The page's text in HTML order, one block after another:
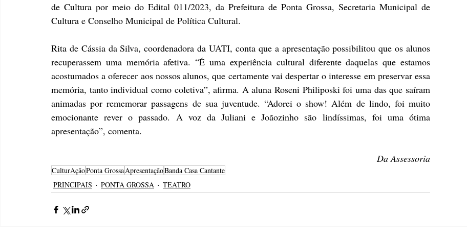
de Cultura por meio do Edital 011/2023, da Prefeitura de Ponta Grossa, Secretaria Municipal de
Cultura e Conselho Municipal de Política Cultural.
Rita de Cássia da Silva, coordenadora da UATI, conta que a apresentação possibilitou que os alunos
recuperassem uma memória afetiva. “É uma experiência cultural diferente daquelas que estamos
acostumados a oferecer aos nossos alunos, que certamente vai despertar o interesse em preservar essa
memória, tanto individual como coletiva”, afirma. A aluna Roseni Philiposki foi uma das que saíram
animadas por rememorar passagens de sua juventude. “Adorei o show! Além de lindo, foi muito
emocionante rever o passado. A voz da Juliani e Joãozinho são lindíssimas, foi uma ótima
apresentação”, comenta.
Da Assessoria
CulturAçãoPonta GrossaApresentaçãoBanda Casa Cantante
PRINCIPAIS
PONTA GROSSA TEATRO